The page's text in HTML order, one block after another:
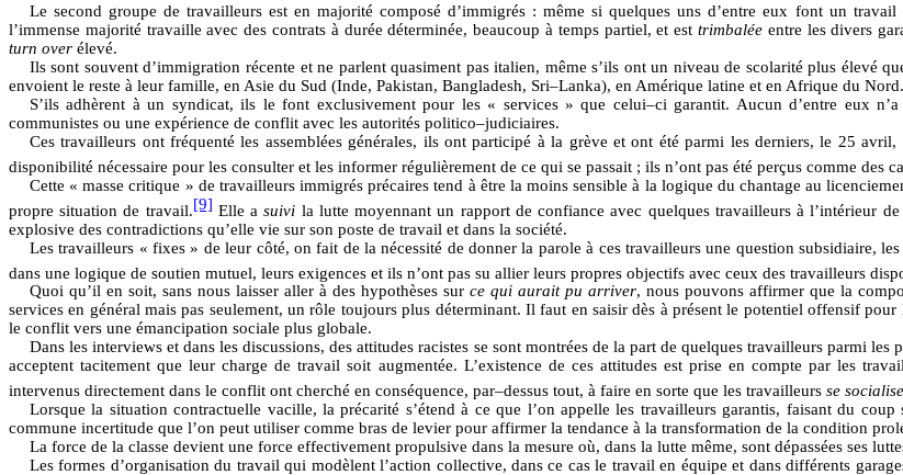
Le second groupe de travailleurs est en majorité composé d’immigrés : même si quelques uns d’entre eux font un
l’immense majorité travaille avec des contrats à durée déterminée, beaucoup à temps partiel, et est trimbalée entre les divers
turn over élevé.
Ils sont souvent d’immigration récente et ne parlent quasiment pas italien, même s’ils ont un niveau de scolarité plus élevé
envoient le reste à leur famille, en Asie du Sud (Inde, Pakistan, Bangladesh, Sri–Lanka), en Amérique latine et en Afrique du Nord.
S’ils adhèrent à un syndicat, ils le font exclusivement pour les « services » que celui–ci garantit. Aucun d’entre eux
communistes ou une expérience de conflit avec les autorités politico–judiciaires.
Ces travailleurs ont fréquenté les assemblées générales, ils ont participé à la grève et ont été parmi les derniers, le 25
disponibilité nécessaire pour les consulter et les informer régulièrement de ce qui se passait ; ils n’ont pas été perçus comme des
Cette « masse critique » de travailleurs immigrés précaires tend à être la moins sensible à la logique du chantage au
propre situation de travail.[9] Elle asuivi la lutte moyennant un rapport de confiance avec quelques travailleurs à l’intérieur
explosive des contradictions qu’elle vie sur son poste de travail et dans la société.
Les travailleurs « fixes » de leur côté, on fait de la nécessité de donner la parole à ces travailleurs une question subsidiaire,
dans une logique de soutien mutuel, leurs exigences et ils n’ont pas su allier leurs propres objectifs avec ceux des travailleurs
Quoi qu’il en soit, sans nous laisser aller à des hypothèses sur ce qui aurait pu arriver, nous pouvons affirmer que la
services en général mais pas seulement, un rôle toujours plus déterminant. Il faut en saisir dès à présent le potentiel offensif
le conflit vers une émancipation sociale plus globale.
Dans les interviews et dans les discussions, des attitudes racistes se sont montrées de la part de quelques travailleurs parmi
acceptent tacitement que leur charge de travail soit augmentée. L’existence de ces attitudes est prise en compte par les
intervenus directement dans le conflit ont cherché en conséquence, par–dessus tout, à faire en sorte que les travailleurs se
Lorsque la situation contractuelle vacille, la précarité s’étend à ce que l’on appelle les travailleurs garantis, faisant du
commune incertitude que l’on peut utiliser comme bras de levier pour affirmer la tendance à la transformation de la condition
La force de la classe devient une force effectivement propulsive dans la mesure où, dans la lutte même, sont dépassées ses
Les formes d’organisation du travail qui modèlent l’action collective, dans ce cas le travail en équipe et dans différents